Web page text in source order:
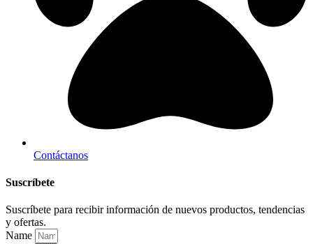
Contáctanos
Suscríbete
Suscríbete para recibir información de nuevos productos, tendencias
y ofertas.
Name